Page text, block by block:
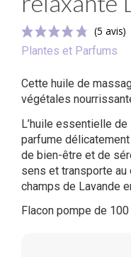
(5
Plantes et Parfums
Cette huile de
végétales
L’huile essentielle
parfume
de bien-être et de
sens et transporte
champs de Lavande
Flacon pompe de 100